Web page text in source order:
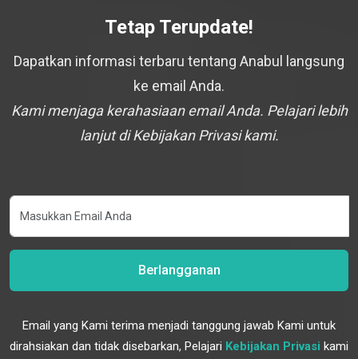
Tetap Terupdate!
Dapatkan informasi terbaru tentang Anabul langsung
ke email Anda.
Kami menjaga kerahasiaan email Anda. Pelajari lebih
lanjut di Kebijakan Privasi kami.
Berlangganan
Email yang Kami terima menjadi tanggung jawab Kami untuk
dirahsiakan dan tidak disebarkan, Pelajari Kebijakan Privasi kami